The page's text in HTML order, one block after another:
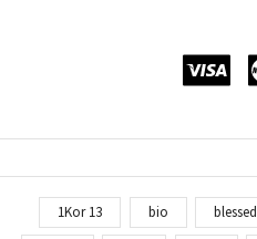
1Kor 13 bio blessed